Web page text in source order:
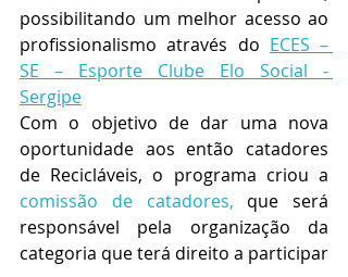
possibilitando um melhor acesso ao
profissionalismo através do ECES –
SE – Esporte Clube Elo Social -
Sergipe
Com o objetivo de dar uma nova
oportunidade aos então catadores
comissão de catadores,
que será
responsável pela organização da
categoria que terá direito a participar